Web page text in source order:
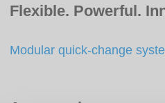
Flexible. Powerful.
Modular quick-change